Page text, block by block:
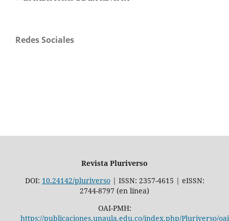
Redes Sociales
Revista Pluriverso
DOI: 10.24142/pluriverso| ISSN: 2357-4615 | eISSN:
2744-8797 (en línea)
OAI-PMH:
https://publicaciones.unaula.edu.co/index.php/Pluriverso/oai